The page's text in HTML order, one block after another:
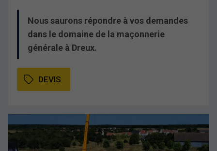
Nous saurons répondre à vos demandes
dans le domaine de la maçonnerie
générale à Dreux.
DEVIS